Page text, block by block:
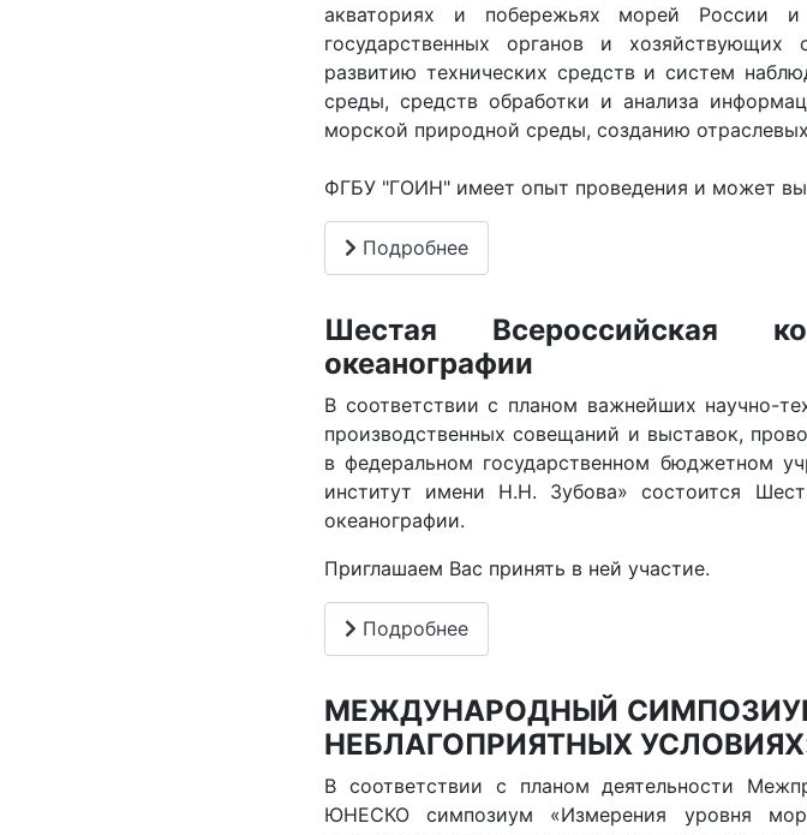
акваториях и побережьях морей России и
государственных органов и хозяйствующих
развитию технических средств и систем
среды, средств обработки и анализа
морской природной среды, созданию
ФГБУ "ГОИН" имеет опыт проведения и может
Подробнее
Шестая Всероссийская
океанографии
В соответствии с планом важнейших научно-
производственных совещаний и выставок,
в федеральном государственном бюджетном
институт имени Н.Н. Зубова» состоится
океанографии.
Приглашаем Вас принять в ней участие.
Подробнее
МЕЖДУНАРОДНЫЙ
НЕБЛАГОПРИЯТНЫХ
В соответствии с планом деятельности
ЮНЕСКО симпозиум «Измерения уровня